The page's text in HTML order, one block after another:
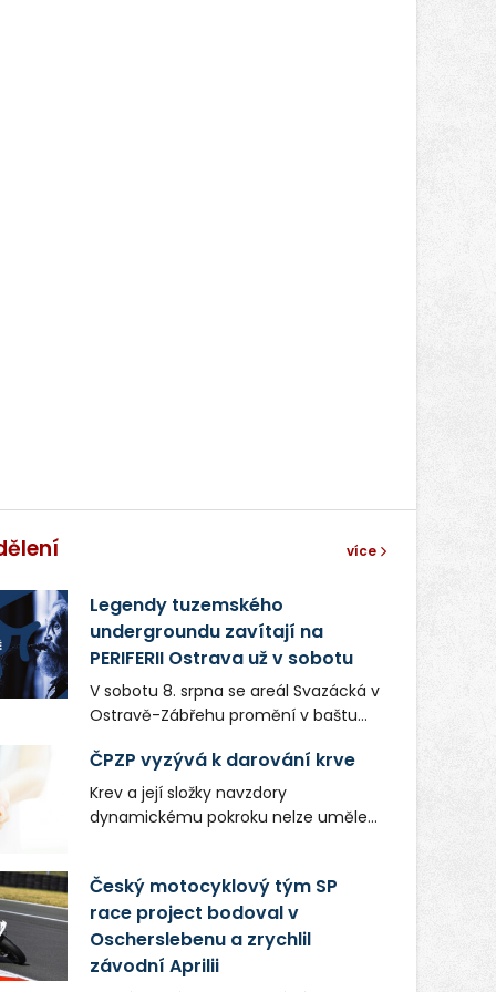
více
Legendy tuzemského
undergroundu zavítají na
PERIFERII Ostrava už v sobotu
V sobotu 8. srpna se areál Svazácká v
Ostravě-Zábřehu promění v baštu
hudby. Uskuteční se zde totiž první
ročník festivalu PERIFERIE Ostrava.
Brány areálu se otevřou půlhodinu po
Vstupenky v ceně 450 Kč jsou v
prodeji.
ČPZP vyzývá k darování krve
Krev a její složky navzdory
dynamickému pokroku nelze uměle
nenahraditelnou tělní tekutinu
neobejde. Naléhavá potřeba doplnit
krevní zásoby nastává vždy v létě,
kdy stoupá počet úrazů. Česká
Český motocyklový tým SP
race project bodoval v
Oscherslebenu a zrychlil
závodní Aprilii